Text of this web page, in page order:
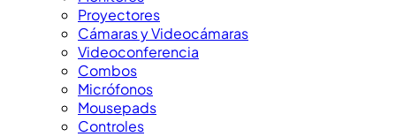
Proyectores
Cámaras y Videocámaras
Videoconferencia
Combos
Micrófonos
Mousepads
Controles